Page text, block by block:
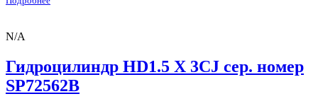
N/A
Гидроцилиндр HD1.5 X 3CJ сер. номер
SP72562B